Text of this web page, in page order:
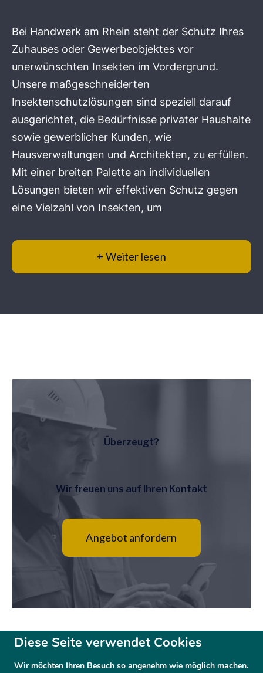
Bei Handwerk am Rhein steht der Schutz Ihres
Zuhauses oder Gewerbeobjektes vor
unerwünschten Insekten im Vordergrund.
Unsere maßgeschneiderten
Insektenschutzlösungen sind speziell darauf
ausgerichtet, die Bedürfnisse privater Haushalte
sowie gewerblicher Kunden, wie
Hausverwaltungen und Architekten, zu erfüllen.
Mit einer breiten Palette an individuellen
Lösungen bieten wir effektiven Schutz gegen
eine Vielzahl von Insekten, um
+ Weiter lesen
Überzeugt?
Wir freuen uns auf Ihren Kontakt
Angebot anfordern
Diese Seite verwendet Cookies
Wir möchten Ihren Besuch so angenehm wie möglich machen.